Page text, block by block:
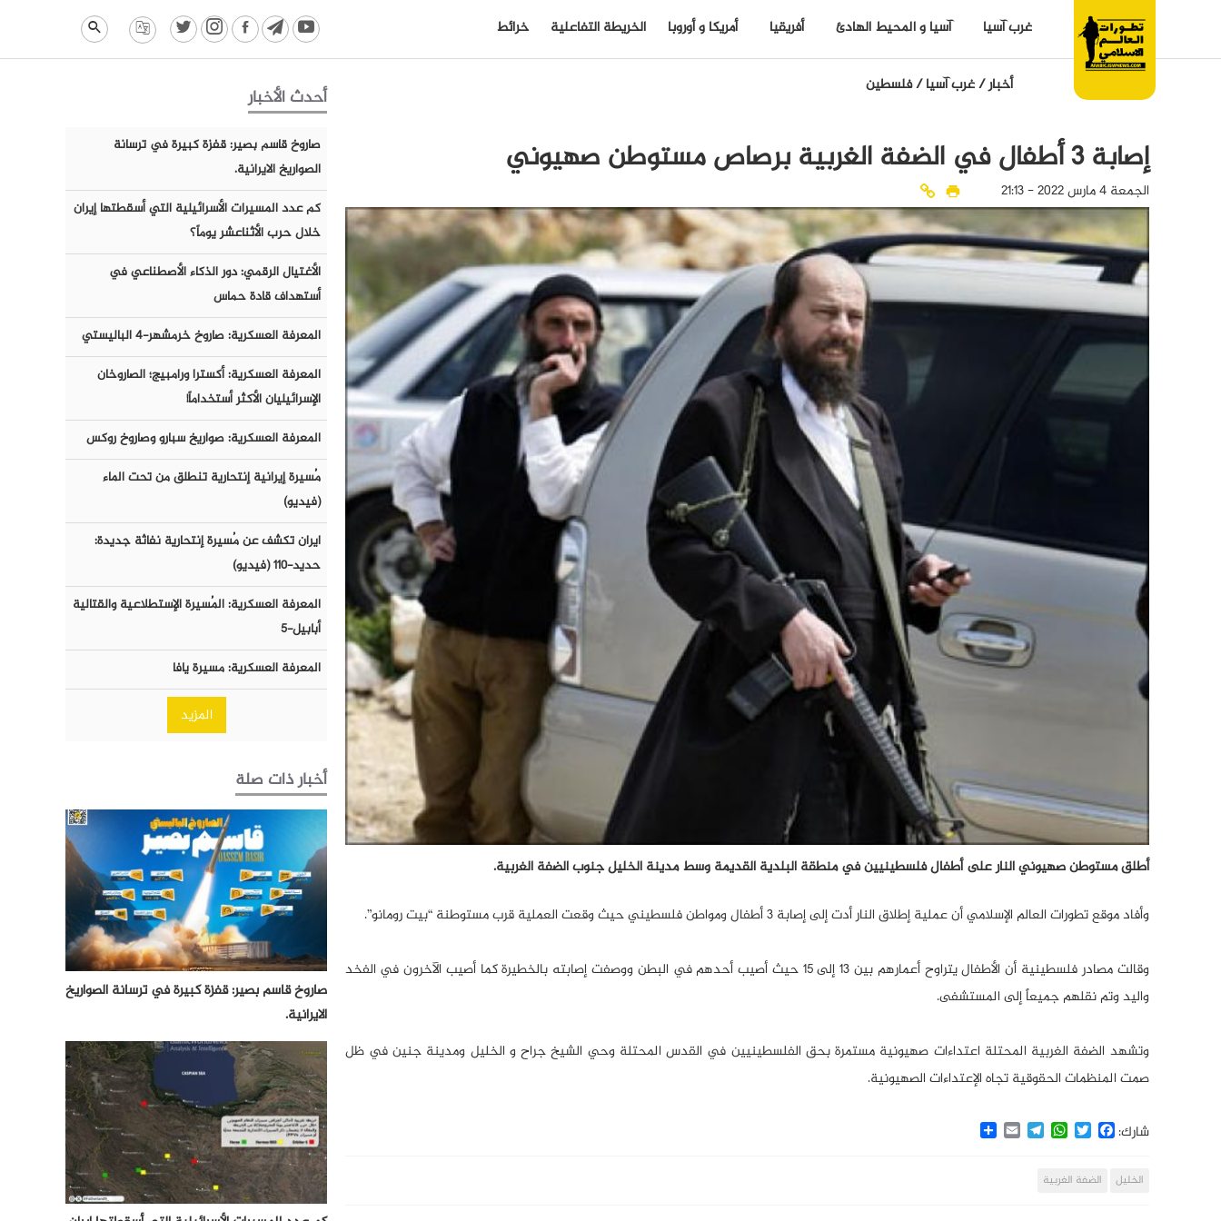
غرب آسيا آسيا و المحيط الهادئ أفريقيا أمريكا و أوروبا الخريطة التفاعلية خرائط
أخبار/غرب آسيا/فلسطين
إصابة 3 أطفال في الضفة الغربية برصاص مستوطن صهيوني
الجمعة 4 مارس 2022 - 21:13
أطلق مستوطن صهيوني النار على أطفال فلسطينيين في منطقة البلدية القديمة وسط مدينة الخليل جنوب الضفة الغربية.
وأفاد موقع تطورات العالم الإسلامي أن عملية إطلاق النار أدت إلى إصابة 3 أطفال ومواطن فلسطيني حيث وقعت العملية قرب مستوطنة “بيت رومانو”.
وقالت مصادر فلسطينية أن الأطفال يتراوح أعمارهم بين 13 إلى 15 حيث أصيب أحدهم في البطن ووصفت إصابته بالخطيرة كما أصيب الآخرون في الفخد
واليد وتم نقلهم جميعاً إلى المستشفى.
وتشهد الضفة الغربية المحتلة اعتداءات صهيونية مستمرة بحق الفلسطينيين في القدس المحتلة وحي الشيخ جراح و الخليل ومدينة جنين في ظل
صمت المنظمات الحقوقية تجاه الإعتداءات الصهيونية.
شارك: Facebook
Twitter
WhatsApp
Telegram
Email
الخليل الضفة الغربية
أحدث الأخبار
صاروخ قاسم بصير: قفزة كبيرة في ترسانة
الصواريخ الايرانية.
كم عدد المسيرات الأسرائيلية التي أسقطتها إيران
خلال حرب الأثناعشر يوماً؟
الأغتيال الرقمي: دور الذكاء الأصطناعي في
أستهداف قادة حماس
المعرفة العسكرية: صاروخ خرمشهر-٤ الباليستي
المعرفة العسكرية: أكسترا ورامبيج؛ الصاروخان
الإسرائيليان الأكثر أستخداماً!
المعرفة العسكرية: صواريخ سبارو وصاروخ روكس
مُسيرة إيرانية إنتحارية تنطلق من تحت الماء
(فيديو)
ايران تكشف عن مُسيرة إنتحارية نفاثة جديدة:
حديد-١١٠ (فيديو)
المعرفة العسكرية: المُسيرة الإستطلاعية والقتالية
أبابيل-٥
المعرفة العسكرية: مسيرة يافا
المزيد
أخبار ذات صلة
صاروخ قاسم بصير: قفزة كبيرة في ترسانة الصواريخ
الايرانية.